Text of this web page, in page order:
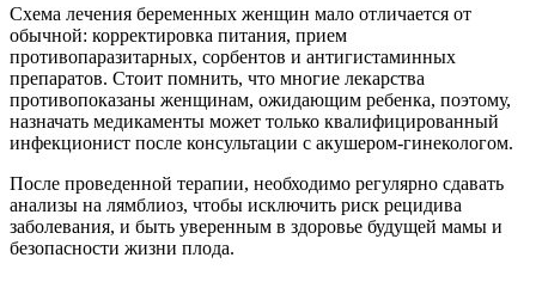
Схема лечения беременных женщин мало отличается от
обычной: корректировка питания, прием
противопаразитарных, сорбентов и антигистаминных
препаратов. Стоит помнить, что многие лекарства
противопоказаны женщинам, ожидающим ребенка, поэтому,
назначать медикаменты может только квалифицированный
инфекционист после консультации с акушером-гинекологом.
После проведенной терапии, необходимо регулярно сдавать
анализы на лямблиоз, чтобы исключить риск рецидива
заболевания, и быть уверенным в здоровье будущей мамы и
безопасности жизни плода.